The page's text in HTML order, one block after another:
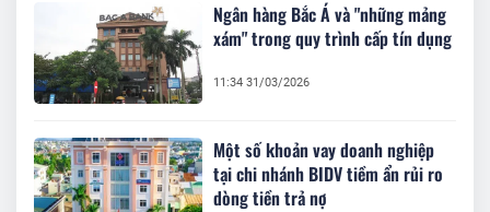
Ngân hàng Bắc Á và "những mảng
xám" trong quy trình cấp tín dụng
11:34 31/03/2026
Một số khoản vay doanh nghiệp
tại chi nhánh BIDV tiềm ẩn rủi ro
dòng tiền trả nợ